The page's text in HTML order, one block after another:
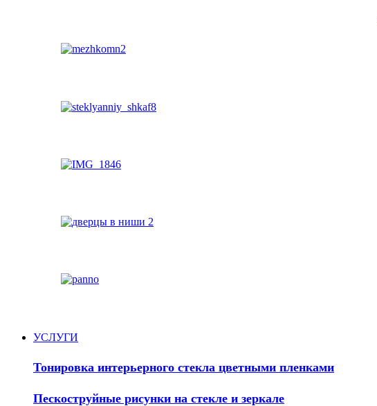
УСЛУГИ
Тонировка интерьерного стекла цветными пленками
Пескоструйные рисунки на стекле и зеркале